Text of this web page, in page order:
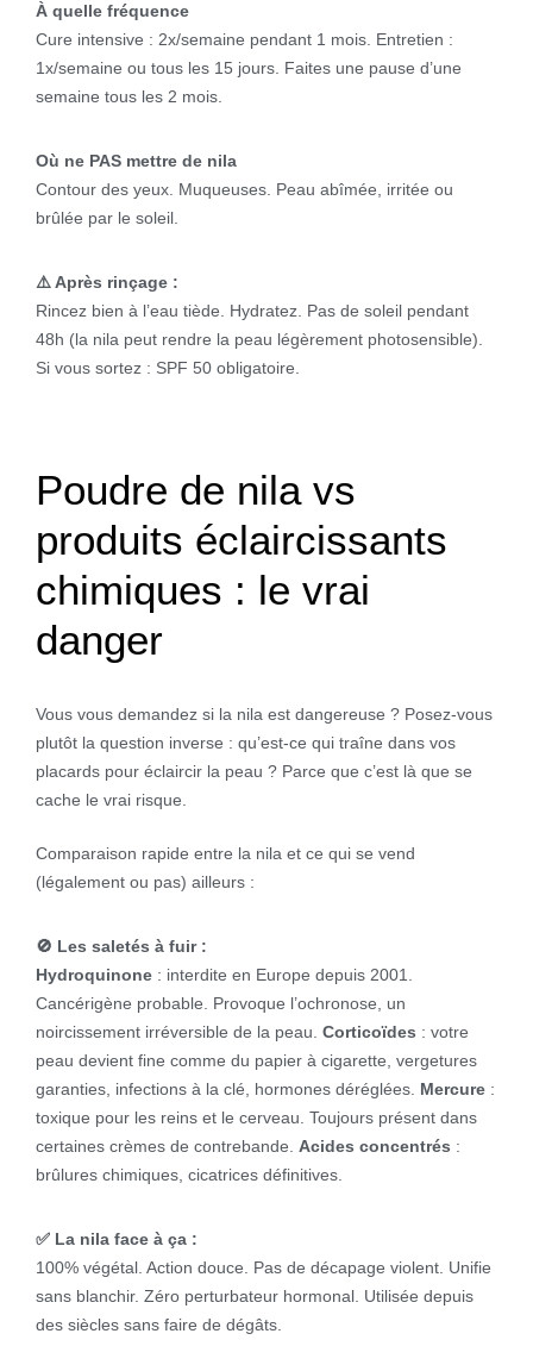
À quelle fréquence
Cure intensive : 2x/semaine pendant 1 mois. Entretien :
1x/semaine ou tous les 15 jours. Faites une pause d’une
semaine tous les 2 mois.
Où ne PAS mettre de nila
Contour des yeux. Muqueuses. Peau abîmée, irritée ou
brûlée par le soleil.
⚠️ Après rinçage :
Rincez bien à l’eau tiède. Hydratez. Pas de soleil pendant
48h (la nila peut rendre la peau légèrement photosensible).
Si vous sortez : SPF 50 obligatoire.
Poudre de nila vs
produits éclaircissants
chimiques : le vrai
danger
Vous vous demandez si la nila est dangereuse ? Posez-vous
plutôt la question inverse : qu’est-ce qui traîne dans vos
placards pour éclaircir la peau ? Parce que c’est là que se
cache le vrai risque.
Comparaison rapide entre la nila et ce qui se vend
(légalement ou pas) ailleurs :
🚫 Les saletés à fuir :
Hydroquinone : interdite en Europe depuis 2001.
Cancérigène probable. Provoque l’ochronose, un
noircissement irréversible de la peau. Corticoïdes : votre
peau devient fine comme du papier à cigarette, vergetures
garanties, infections à la clé, hormones déréglées. Mercure :
toxique pour les reins et le cerveau. Toujours présent dans
certaines crèmes de contrebande. Acides concentrés :
brûlures chimiques, cicatrices définitives.
✅ La nila face à ça :
100% végétal. Action douce. Pas de décapage violent. Unifie
sans blanchir. Zéro perturbateur hormonal. Utilisée depuis
des siècles sans faire de dégâts.